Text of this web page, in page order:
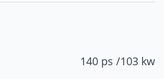
140 ps /103 kw